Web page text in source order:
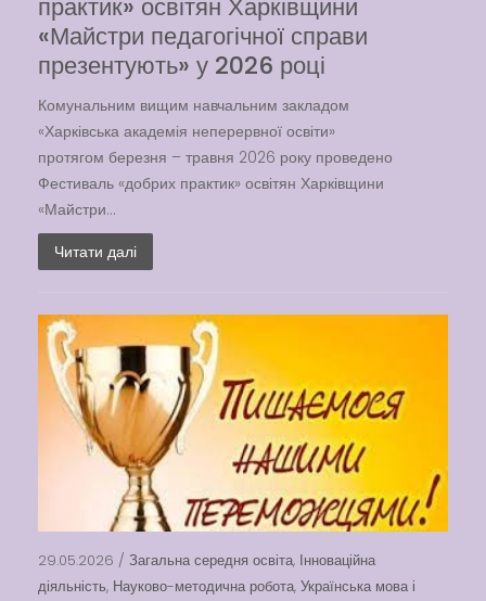
Way
Latter match class
New Friends Everyday at
Kiddie
Вакансії
Вакансії,Публічна
інформація
практик» освітян Харківщини
«Майстри педагогічної справи
презентують» у 2026 році
Комунальним вищим навчальним закладом
«Харківська академія неперервної освіти»
протягом березня – травня 2026 року проведено
Фестиваль «добрих практик» освітян Харківщини
«Майстри...
Читати далі
29.05.2026 / Загальна середня освіта, Інноваційна
діяльність, Науково-методична робота, Українська мова і